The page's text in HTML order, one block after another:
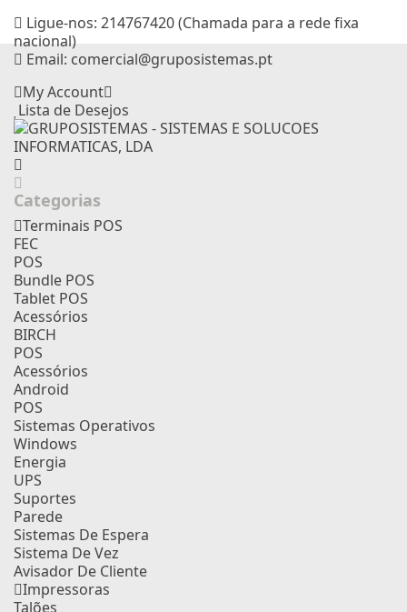
Ligue-nos: 214767420 (Chamada para a rede fixa
nacional)
Email: comercial@gruposistemas.pt
My Account
Lista de Desejos
Categorias
Terminais POS
FEC
POS
Bundle POS
Tablet POS
Acessórios
BIRCH
POS
Acessórios
Android
POS
Sistemas Operativos
Windows
Energia
UPS
Suportes
Parede
Sistemas De Espera
Sistema De Vez
Avisador De Cliente
Impressoras
Talões